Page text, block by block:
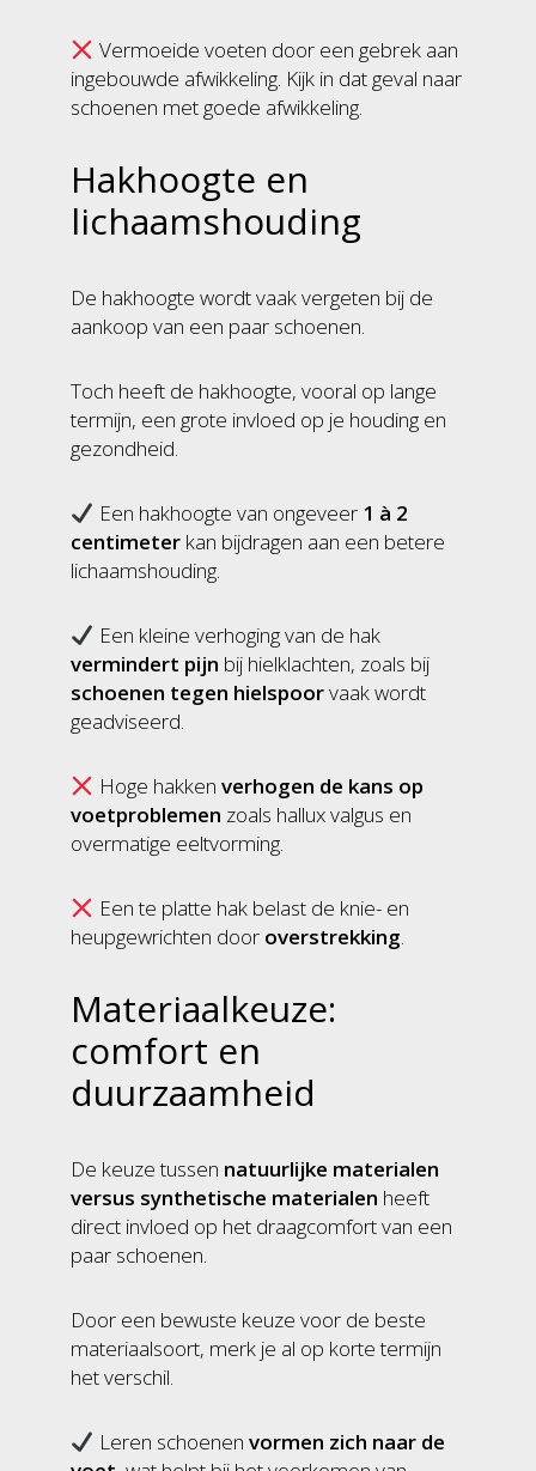
Vermoeide voeten door een gebrek aan
ingebouwde afwikkeling. Kijk in dat geval naar
schoenen met goede afwikkeling.
Hakhoogte en
lichaamshouding
De hakhoogte wordt vaak vergeten bij de
aankoop van een paar schoenen.
Toch heeft de hakhoogte, vooral op lange
termijn, een grote invloed op je houding en
gezondheid.
Een hakhoogte van ongeveer 1 à 2
centimeter kan bijdragen aan een betere
lichaamshouding.
Een kleine verhoging van de hak
vermindert pijn bij hielklachten, zoals bij
schoenen tegen hielspoorvaak wordt
geadviseerd.
Hoge hakken verhogen de kans op
voetproblemen zoals hallux valgus en
overmatige eeltvorming.
Een te platte hak belast de knie- en
heupgewrichten door overstrekking.
Materiaalkeuze:
comfort en
duurzaamheid
De keuze tussen natuurlijke materialen
versus synthetische materialen heeft
direct invloed op het draagcomfort van een
paar schoenen.
Door een bewuste keuze voor de beste
materiaalsoort, merk je al op korte termijn
het verschil.
Leren schoenen vormen zich naar de